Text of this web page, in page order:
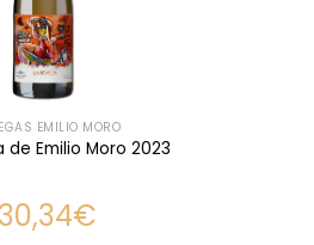
EMILIO MORO
de Emilio Moro 2023
30,34€